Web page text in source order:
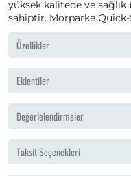
yüksek kalitede ve
sahiptir. Morparke Quick-
Özellikler
Eklentiler
Değerlelendirmeler
Taksit Seçenekleri